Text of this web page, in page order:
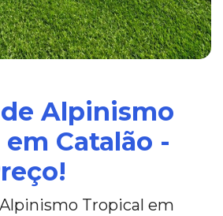
Alpinismo
Catalão -
Tropical em